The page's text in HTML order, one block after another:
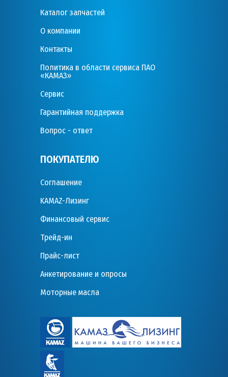
Каталог запчастей
О компании
Контакты
Политика в области сервиса ПАО
«КАМАЗ»
Сервис
Гарантийная поддержка
Вопрос - ответ
ПОКУПАТЕЛЮ
Соглашение
KAMAZ-Лизинг
Финансовый сервис
Трейд-ин
Прайс-лист
Анкетирование и опросы
Моторные масла